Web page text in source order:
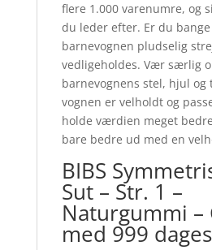
flere 1.000 varenumre, og
du leder efter. Er du
barnevognen pludselig
vedligeholdes. Vær særlig
barnevognens stel, hjul og
vognen er velholdt og
holde værdien meget
bare bedre ud med en
BIBS
Sut – Str. 1 –
Naturgummi –
med 999